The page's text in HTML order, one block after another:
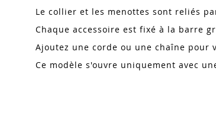
Le collier et les menottes sont reliés
Chaque accessoire est fixé à la barre
Ajoutez une corde ou une chaîne
Ce modèle s'ouvre uniquement avec